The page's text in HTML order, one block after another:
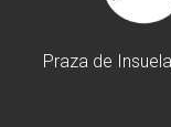
Praza de